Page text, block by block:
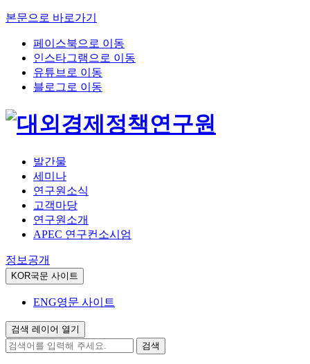
본문으로 바로가기
페이스북으로 이동
인스타그램으로 이동
유튜브로 이동
블로그로 이동
발간물
세미나
연구원소식
고객마당
연구원소개
APEC 연구컨소시엄
정보공개
KOR국문 사이트
ENG영문 사이트
검색 레이어 열기
검색